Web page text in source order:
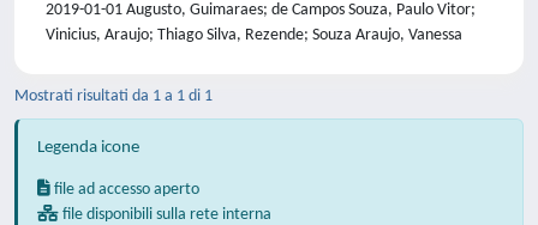
2019-01-01 Augusto, Guimaraes; de Campos Souza, Paulo Vitor;
Vinicius, Araujo; Thiago Silva, Rezende; Souza Araujo, Vanessa
Mostrati risultati da 1 a 1 di 1
Legenda icone
file ad accesso aperto
file disponibili sulla rete interna